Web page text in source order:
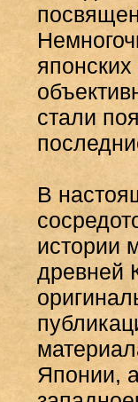
японских
стали
В
истории
древней
Японии,